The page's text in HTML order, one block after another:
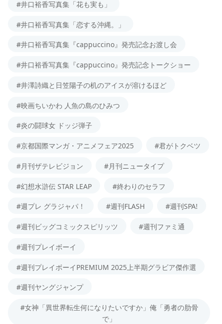
#井口裕香写真集「花も実も」
#井口裕香写真集「恋する沖縄。」
#井口裕香写真集『cappuccino』発売記念お渡し会
#井口裕香写真集『cappuccino』発売記念トークショー
#井澤詩織と日笠陽子の机のアイスが溶けるほど
#映画ちいかわ 人魚の島のひみつ
#炎の闘球女 ドッジ弾子
#京都国際マンガ・アニメフェア2025 #君がトクベツ
#月刊ザテレビジョン #月刊ニュータイプ
#幻想水滸伝 STAR LEAP #終わりのセラフ
#週プレ グラジャパ！ #週刊FLASH #週刊SPA!
#週刊ビッグコミックスピリッツ #週刊ファミ通
#週刊プレイボーイ
#週刊プレイボーイPREMIUM 2025上半期グラビア傑作選
#週刊ヤングジャンプ
#女神「異世界転生何になりたいですか」俺「勇者の肋骨
で」